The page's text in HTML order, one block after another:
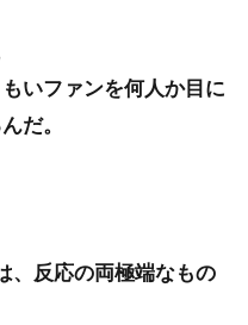
いファンを何人か目に
だ。
、反応の両極端なもの